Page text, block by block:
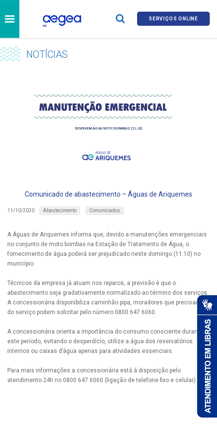
SERVIÇOS ONLINE
NOTÍCIAS
Comunicado de abastecimento – Águas de Ariquemes
11/10/2020 Abastecimento Comunicados
A Águas de Ariquemes informa que, devido a manutenções emergenciais
no conjunto de moto bombas na Estação de Tratamento de Água, o
fornecimento de água poderá ser prejudicado neste domingo (11.10) no
município.
Técnicos da empresa já atuam nos reparos, a previsão é que o
abastecimento seja gradativamente normalizado ao término dos serviços.
A concessionária disponibiliza caminhão pipa, moradores que precisarem
do serviço podem solicitar pelo número 0800 647 6060.
A concessionária orienta a importância do consumo consciente durante
este período, evitando o desperdício, utilize a água dos reservatórios
internos ou caixas d’água apenas para atividades essenciais.
Para mais informações a concessionária está à disposição pelo
atendimento 24h no 0800 647 6060 (ligação de telefone fixo e celular).